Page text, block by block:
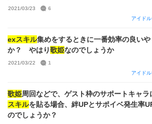
2021/03/23
6
アイド
exスキル集めをするときに一番効率の良い
か？ やはり歌姫なのでしょうか
2021/03/22
1
アイド
歌姫周回などで、ゲスト枠のサポートキャラ
スキルを貼る場合、絆UPとサポイベ発生率
のでしょうか？